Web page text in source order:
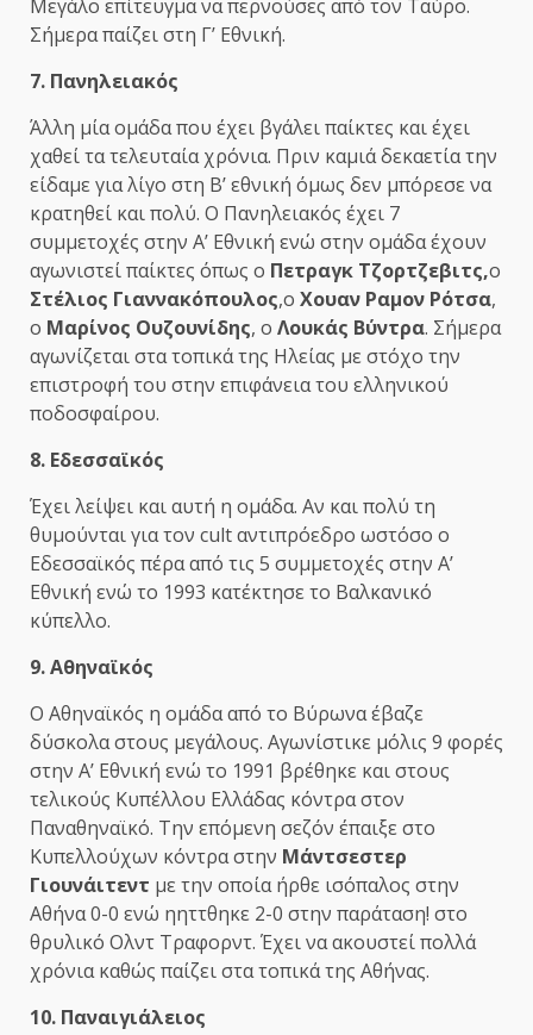
Μεγάλο επίτευγμα να περνούσες από τον Ταύρο.
Σήμερα παίζει στη Γ’ Εθνική.
7. Πανηλειακός
Άλλη μία ομάδα που έχει βγάλει παίκτες και έχει
χαθεί τα τελευταία χρόνια. Πριν καμιά δεκαετία την
είδαμε για λίγο στη Β’ εθνική όμως δεν μπόρεσε να
κρατηθεί και πολύ. Ο Πανηλειακός έχει 7
συμμετοχές στην Α’ Εθνική ενώ στην ομάδα έχουν
αγωνιστεί παίκτες όπως ο Πετραγκ Τζορτζεβιτς,ο
Στέλιος Γιαννακόπουλος,ο Χουαν Ραμον Ρότσα,
ο Μαρίνος Ουζουνίδης, ο Λουκάς Βύντρα. Σήμερα
αγωνίζεται στα τοπικά της Ηλείας με στόχο την
επιστροφή του στην επιφάνεια του ελληνικού
ποδοσφαίρου.
8. Εδεσσαϊκός
Έχει λείψει και αυτή η ομάδα. Αν και πολύ τη
θυμούνται για τον cult αντιπρόεδρο ωστόσο ο
Εδεσσαϊκός πέρα από τις 5 συμμετοχές στην Α’
Εθνική ενώ το 1993 κατέκτησε το Βαλκανικό
κύπελλο.
9. Αθηναϊκός
Ο Αθηναϊκός η ομάδα από το Βύρωνα έβαζε
δύσκολα στους μεγάλους. Αγωνίστικε μόλις 9 φορές
στην Α’ Εθνική ενώ το 1991 βρέθηκε και στους
τελικούς Κυπέλλου Ελλάδας κόντρα στον
Παναθηναϊκό. Την επόμενη σεζόν έπαιξε στο
Κυπελλούχων κόντρα στην Μάντσεστερ
Γιουνάιτεντ με την οποία ήρθε ισόπαλος στην
Αθήνα 0-0 ενώ ηηττθηκε 2-0 στην παράταση! στο
θρυλικό Ολντ Τραφορντ. Έχει να ακουστεί πολλά
χρόνια καθώς παίζει στα τοπικά της Αθήνας.
10. Παναιγιάλειος